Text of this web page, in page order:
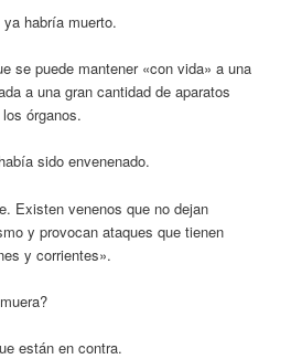
habría muerto.
se puede mantener «con vida» a una
a una gran cantidad de aparatos
órganos.
sido envenenado.
Existen venenos que no dejan
y provocan ataques que tienen
y corrientes».
están en contra.